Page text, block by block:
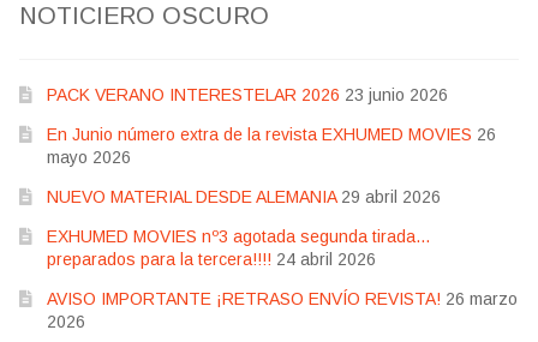
NOTICIERO OSCURO
PACK VERANO INTERESTELAR 2026 23 junio 2026
En Junio número extra de la revista EXHUMED MOVIES 26
mayo 2026
NUEVO MATERIAL DESDE ALEMANIA 29 abril 2026
EXHUMED MOVIES nº3 agotada segunda tirada…
preparados para la tercera!!!! 24 abril 2026
AVISO IMPORTANTE ¡RETRASO ENVÍO REVISTA! 26 marzo
2026